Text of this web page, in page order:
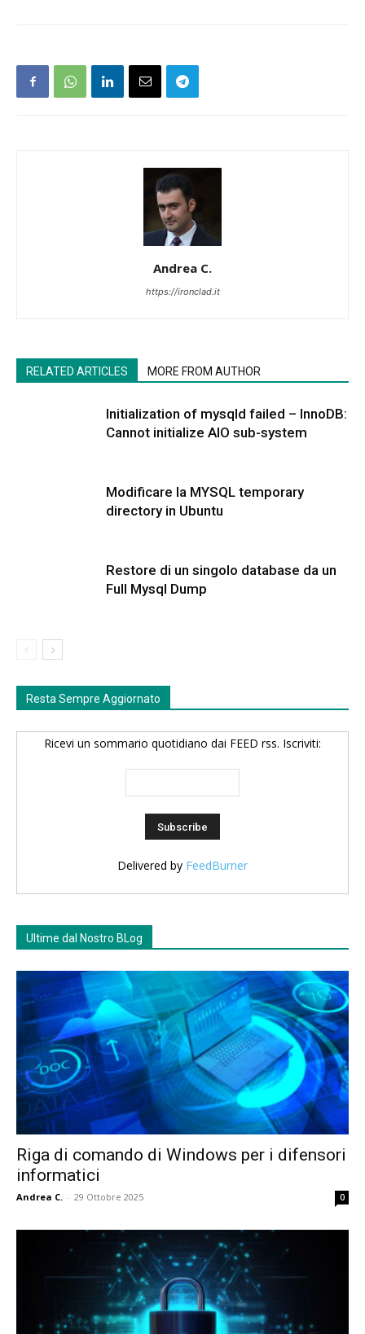
Andrea C.
https://ironclad.it
RELATED ARTICLES MORE FROM AUTHOR
Initialization of mysqld failed – InnoDB:
Cannot initialize AIO sub-system
Modificare la MYSQL temporary
directory in Ubuntu
Restore di un singolo database da un
Full Mysql Dump
Resta Sempre Aggiornato
Ricevi un sommario quotidiano dai FEED rss. Iscriviti:
Delivered by FeedBurner
Ultime dal Nostro BLog
Riga di comando di Windows per i difensori
informatici
Andrea C. - 29 Ottobre 2025 0